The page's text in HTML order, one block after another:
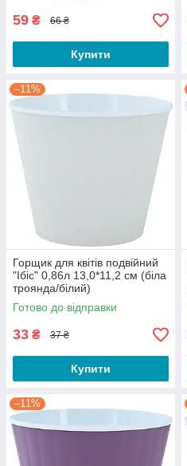
59 ₴ 66 ₴
Купити
–11%
Горщик для квітів подвійний
"Ібіс" 0,86л 13,0*11,2 см (біла
троянда/білий)
Готово до відправки
33 ₴ 37 ₴
Купити
–11%